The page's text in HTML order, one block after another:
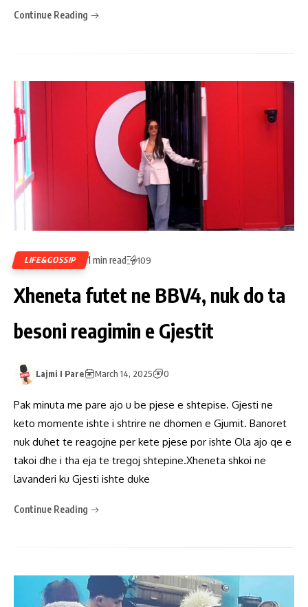
Continue Reading
LIFE&GOSSIP 1 min read 109
Xheneta futet ne BBV4, nuk do ta
besoni reagimin e Gjestit
Lajmi I Pare March 14, 2025 0
Pak minuta me pare ajo u be pjese e shtepise. Gjesti ne
keto momente ishte i shtrire ne dhomen e Gjumit. Banoret
nuk duhet te reagojne per kete pjese por ishte Ola ajo qe e
takoi dhe i tha eja te tregoj shtepine.Xheneta shkoi ne
lavanderi ku Gjesti ishte duke
Continue Reading